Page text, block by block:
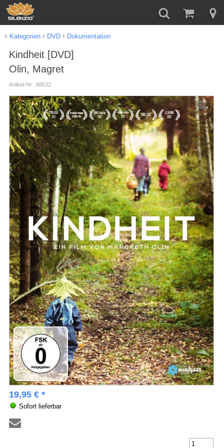
Kategorien DVD Dokumentation
Kindheit [DVD]
Olin, Magret
Artikel-Nr.: 88532
19,95 € *
Sofort lieferbar